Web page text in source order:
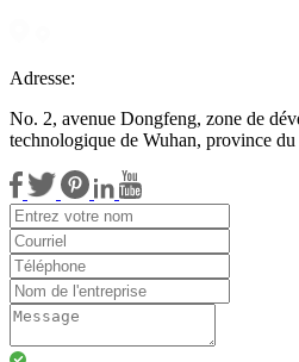
Adresse:
No. 2, avenue Dongfeng, zone de
technologique de Wuhan, province